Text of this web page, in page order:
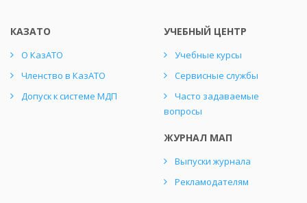
КАЗАТО
О КазАТО
Членство в КазАТО
Допуск к системе МДП
УЧЕБНЫЙ ЦЕНТР
Учебные курсы
Сервисные службы
Часто задаваемые
вопросы
ЖУРНАЛ МАП
Выпуски журнала
Рекламодателям